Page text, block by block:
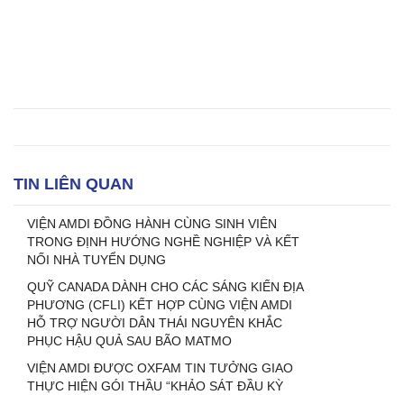
TIN LIÊN QUAN
VIỆN AMDI ĐỒNG HÀNH CÙNG SINH VIÊN
TRONG ĐỊNH HƯỚNG NGHỀ NGHIỆP VÀ KẾT
NỐI NHÀ TUYỂN DỤNG
QUỸ CANADA DÀNH CHO CÁC SÁNG KIẾN ĐỊA
PHƯƠNG (CFLI) KẾT HỢP CÙNG VIỆN AMDI
HỖ TRỢ NGƯỜI DÂN THÁI NGUYÊN KHẮC
PHỤC HẬU QUẢ SAU BÃO MATMO
VIỆN AMDI ĐƯỢC OXFAM TIN TƯỞNG GIAO
THỰC HIỆN GÓI THẦU “KHẢO SÁT ĐẦU KỲ